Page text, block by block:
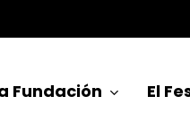
Fundación El